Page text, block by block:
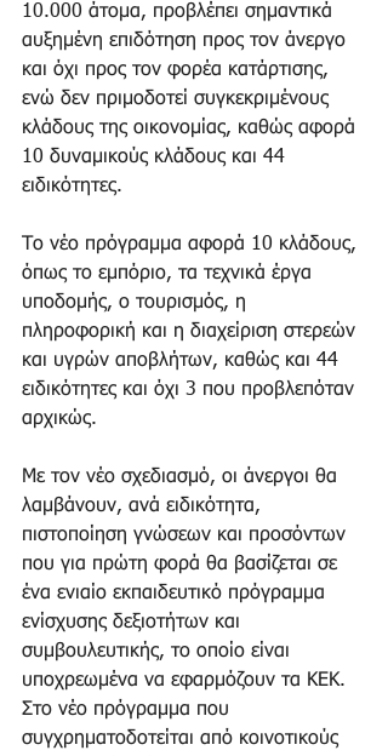
10.000 άτομα, προβλέπει σημαντικά
αυξημένη επιδότηση προς τον άνεργο
και όχι προς τον φορέα κατάρτισης,
ενώ δεν πριμοδοτεί συγκεκριμένους
κλάδους της οικονομίας, καθώς αφορά
10 δυναμικούς κλάδους και 44
ειδικότητες.
Το νέο πρόγραμμα αφορά 10 κλάδους,
όπως το εμπόριο, τα τεχνικά έργα
υποδομής, ο τουρισμός, η
πληροφορική και η διαχείριση στερεών
και υγρών αποβλήτων, καθώς και 44
ειδικότητες και όχι 3 που προβλεπόταν
αρχικώς.
Με τον νέο σχεδιασμό, οι άνεργοι θα
λαμβάνουν, ανά ειδικότητα,
πιστοποίηση γνώσεων και προσόντων
που για πρώτη φορά θα βασίζεται σε
ένα ενιαίο εκπαιδευτικό πρόγραμμα
ενίσχυσης δεξιοτήτων και
συμβουλευτικής, το οποίο είναι
υποχρεωμένα να εφαρμόζουν τα ΚΕΚ.
Στο νέο πρόγραμμα που
συγχρηματοδοτείται από κοινοτικούς